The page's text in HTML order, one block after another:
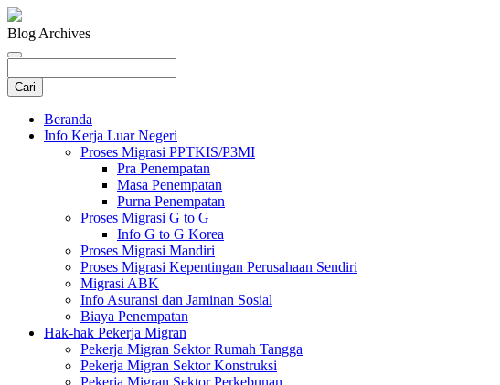
Blog Archives
Beranda
Info Kerja Luar Negeri
Proses Migrasi PPTKIS/P3MI
Pra Penempatan
Masa Penempatan
Purna Penempatan
Proses Migrasi G to G
Info G to G Korea
Proses Migrasi Mandiri
Proses Migrasi Kepentingan Perusahaan Sendiri
Migrasi ABK
Info Asuransi dan Jaminan Sosial
Biaya Penempatan
Hak-hak Pekerja Migran
Pekerja Migran Sektor Rumah Tangga
Pekerja Migran Sektor Konstruksi
Pekerja Migran Sektor Perkebunan